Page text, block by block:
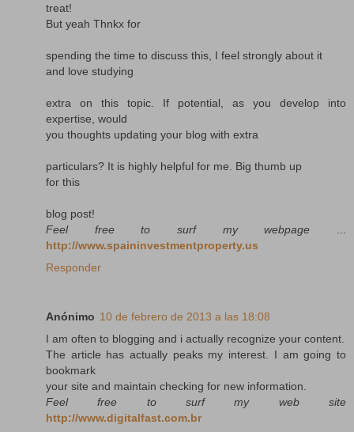
treat!
But yeah Thnkx for
spending the time to discuss this, I feel strongly about it
and love studying
extra on this topic. If potential, as you develop into
expertise, would
you thoughts updating your blog with extra
particulars? It is highly helpful for me. Big thumb up
for this
blog post!
Feel free to surf my webpage ...
http://www.spaininvestmentproperty.us
Responder
Anónimo 10 de febrero de 2013 a las 18:08
I am often to blogging and i actually recognize your content.
The article has actually peaks my interest. I am going to
bookmark
your site and maintain checking for new information.
Feel free to surf my web site
http://www.digitalfast.com.br